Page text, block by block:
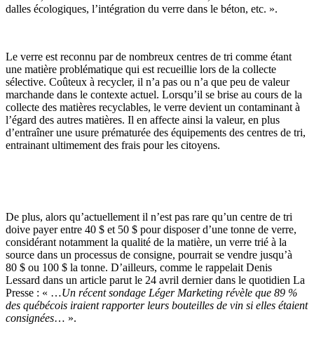
dalles écologiques, l’intégration du verre dans le béton, etc. ».
Le verre est reconnu par de nombreux centres de tri comme étant
une matière problématique qui est recueillie lors de la collecte
sélective. Coûteux à recycler, il n’a pas ou n’a que peu de valeur
marchande dans le contexte actuel. Lorsqu’il se brise au cours de la
collecte des matières recyclables, le verre devient un contaminant à
l’égard des autres matières. Il en affecte ainsi la valeur, en plus
d’entraîner une usure prématurée des équipements des centres de tri,
entrainant ultimement des frais pour les citoyens.
De plus, alors qu’actuellement il n’est pas rare qu’un centre de tri
doive payer entre 40 $ et 50 $ pour disposer d’une tonne de verre,
considérant notamment la qualité de la matière, un verre trié à la
source dans un processus de consigne, pourrait se vendre jusqu’à
80 $ ou 100 $ la tonne. D’ailleurs, comme le rappelait Denis
Lessard dans un article parut le 24 avril dernier dans le quotidien La
Presse : « …Un récent sondage Léger Marketing révèle que 89 %
des québécois iraient rapporter leurs bouteilles de vin si elles étaient
consignées… ».